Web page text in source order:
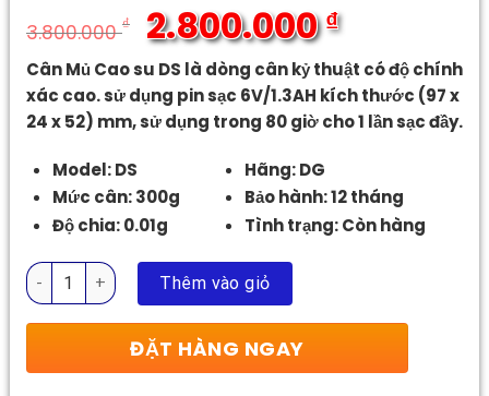
3.800.000₫
Giá
gốc
là:
3.800.000 ₫.
2.800.000₫
Giá
hiện
tại
là:
2.800.000 ₫.
Cân Mủ Cao su DS là dòng cân kỷ thuật có độ chính
xác cao. sử dụng pin sạc 6V/1.3AH kích thước (97 x
24 x 52) mm, sử dụng trong 80 giờ cho 1 lần sạc đầy.
Model: DS
Mức cân: 300g
Độ chia: 0.01g
Hãng: DG
Bảo hành: 12 tháng
Tình trạng: Còn hàng
Cân Mủ Cao Su DS số lượng
Thêm vào giỏ
ĐẶT HÀNG NGAY